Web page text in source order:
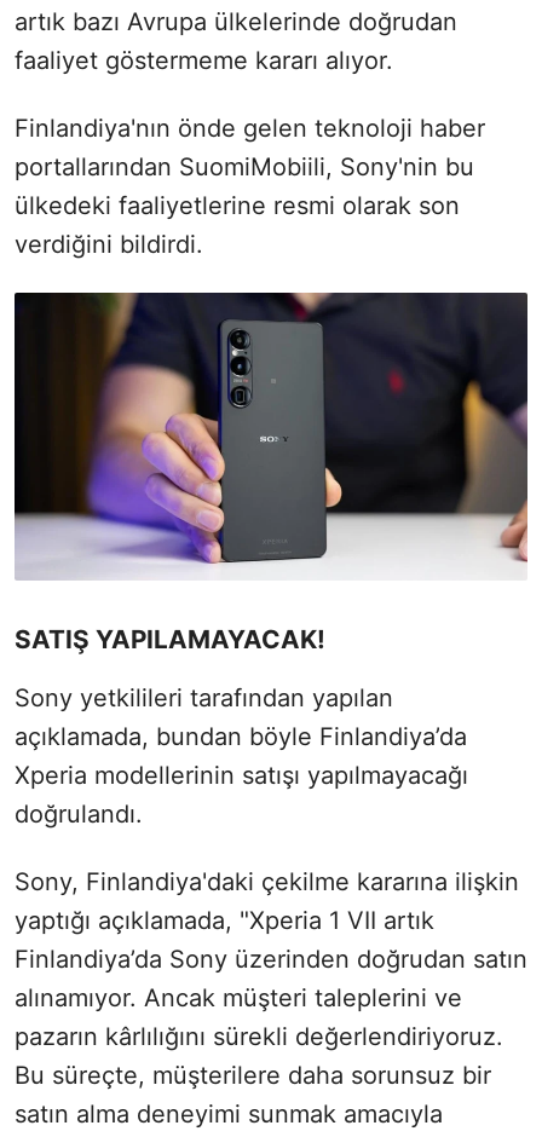
artık bazı Avrupa ülkelerinde doğrudan
faaliyet göstermeme kararı alıyor.
Finlandiya'nın önde gelen teknoloji haber
portallarından SuomiMobiili, Sony'nin bu
ülkedeki faaliyetlerine resmi olarak son
verdiğini bildirdi.
SATIŞ YAPILAMAYACAK!
Sony yetkilileri tarafından yapılan
açıklamada, bundan böyle Finlandiya’da
Xperia modellerinin satışı yapılmayacağı
doğrulandı.
Sony, Finlandiya'daki çekilme kararına ilişkin
yaptığı açıklamada, "Xperia 1 VII artık
Finlandiya’da Sony üzerinden doğrudan satın
alınamıyor. Ancak müşteri taleplerini ve
pazarın kârlılığını sürekli değerlendiriyoruz.
Bu süreçte, müşterilere daha sorunsuz bir
satın alma deneyimi sunmak amacıyla